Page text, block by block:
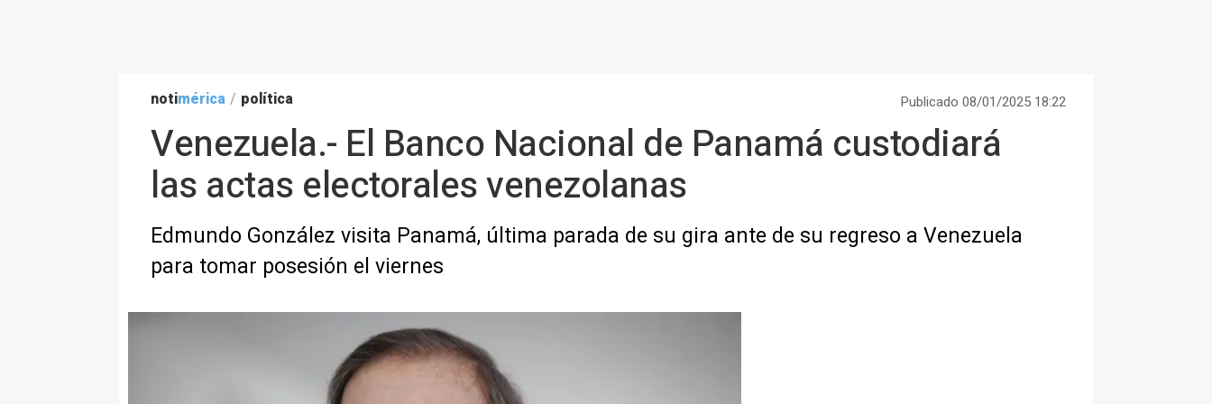
notimérica / política Publicado 08/01/2025 18:22
Venezuela.- El Banco Nacional de Panamá custodiará
las actas electorales venezolanas
Edmundo González visita Panamá, última parada de su gira ante de su regreso a Venezuela
para tomar posesión el viernes